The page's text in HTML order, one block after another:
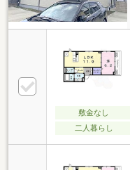
敷金なし
二人暮らし